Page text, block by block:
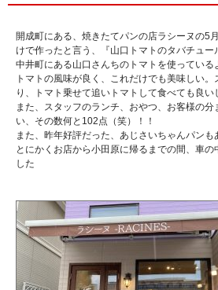
開成町にある、焼きたてパンの店ラシーヌの5
けで作ったと言う、『山口トマトのタバチュー
中井町にある山口さんちのトマトを使っている
トマトの風味が良く、これだけでも美味しい
り、トマト乗せて追いトマトして食べても良い
また、スタッフのランチ、おやつ、お客様の分
い、その数何と102点（笑）！！
また、昨年好評だった、あじさいちゃんパンも
とにかくお店から小田原に帰るまでの間、車の
した